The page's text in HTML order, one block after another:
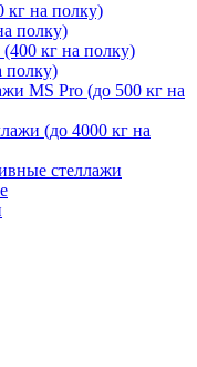
кг на полку)
полку)
кг на полку)
полку)
MS Pro (до 500 кг на
(до 4000 кг на
стеллажи